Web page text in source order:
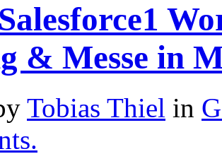
Salesforce1
& Messe in
Tobias Thiel in